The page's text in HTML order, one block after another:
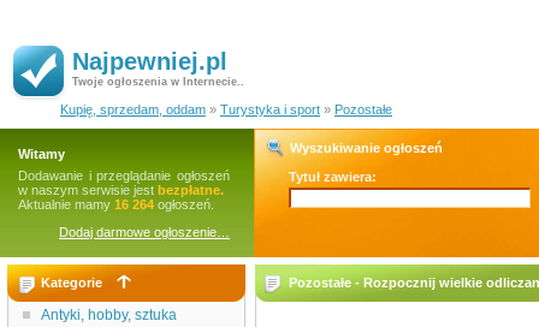
Najpewniej.pl
Twoje ogłoszenia w Internecie..
Kupię, sprzedam, oddam » Turystyka i sport » Pozostałe
Witamy
Dodawanie i przeglądanie ogłoszeń
w naszym serwisie jest bezpłatne.
Aktualnie mamy 16 264 ogłoszeń.
Dodaj darmowe ogłoszenie…
Wyszukiwanie ogłoszeń
Tytuł zawiera:
Kategorie
Antyki, hobby, sztuka
Pozostałe - Rozpocznij wielkie